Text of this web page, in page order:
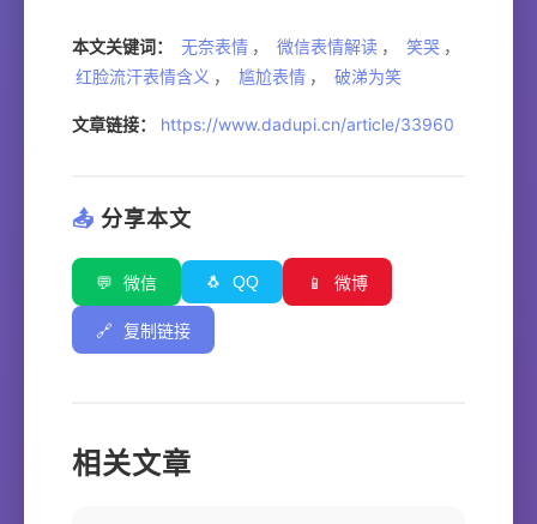
本文关键词： 无奈表情 ， 微信表情解读 ， 笑哭 ，
红脸流汗表情含义 ， 尴尬表情 ， 破涕为笑
文章链接： https://www.dadupi.cn/article/33960
📤 分享本文
💬 微信 🐧 QQ 📱 微博
🔗 复制链接
相关文章